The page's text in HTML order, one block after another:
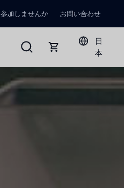
参加しませんか お問い合わせ
日
本